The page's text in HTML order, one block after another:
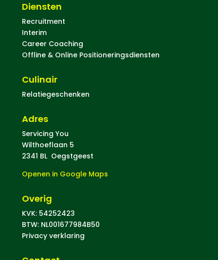
Diensten
Recruitment
Interim
Career Coaching
Offline & Online Positioneringsdiensten
Culinair
Relatiegeschenken
Adres
Servicing You
Wilthoeflaan 5
2341 BL Oegstgeest
Openen in Google Maps
Overig
KVK: 54252423
BTW: NL001677984B50
Privacy verklaring